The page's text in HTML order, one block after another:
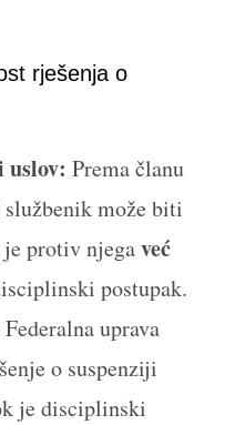
rješenja o
Prema članu
može biti
je protiv njegaveć
postupak.
Federalna uprava
o suspenziji
je disciplinski